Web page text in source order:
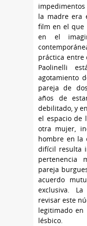
la madre era
film en el que
en el
práctica entre
Paolinelli
agotamiento
pareja de
años de
debilitado, y
el espacio de
otra mujer,
hombre en la
difícil resulta
pertenencia
pareja
acuerdo
exclusiva.
revisar este
legitimado en
lésbico.